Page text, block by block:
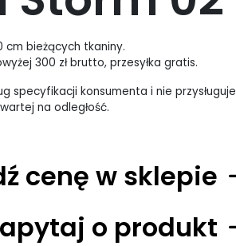
cm bieżących tkaniny.
300 zł brutto, przesyłka gratis.
specyfikacji konsumenta i nie przysługuje
na odległość.
cenę w sklepie
o produkt